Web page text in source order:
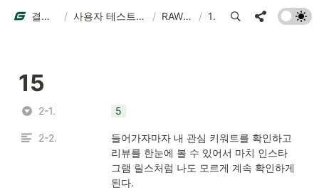
결과물 예시 / 사용자 테스트 결과물 예시 / RAW DATA / 15
15
2-1. 5
2-2.
들어가자마자 내 관심 키워트를 확인하고
리뷰를 한눈에 볼 수 있어서 마치 인스타
그램 릴스처럼 나도 모르게 계속 확인하게
된다.